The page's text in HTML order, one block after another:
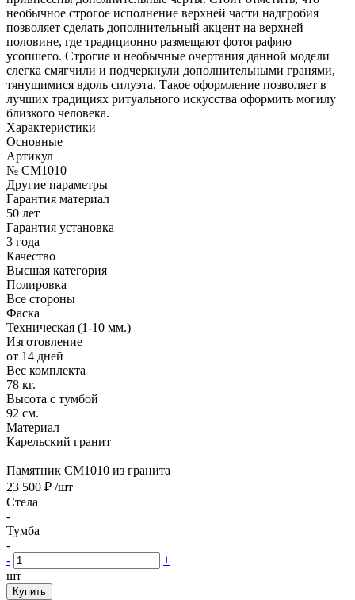
необычное строгое исполнение верхней части надгробия
позволяет сделать дополнительный акцент на верхней
половине, где традиционно размещают фотографию
усопшего. Строгие и необычные очертания данной модели
слегка смягчили и подчеркнули дополнительными гранями,
тянущимися вдоль силуэта. Такое оформление позволяет в
лучших традициях ритуального искусства оформить могилу
близкого человека.
Характеристики
Основные
Артикул
№ CM1010
Другие параметры
Гарантия материал
50 лет
Гарантия установка
3 года
Качество
Высшая категория
Полировка
Все стороны
Фаска
Техническая (1-10 мм.)
Изготовление
от 14 дней
Вес комплекта
78 кг.
Высота с тумбой
92 см.
Материал
Карельский гранит
Памятник CM1010 из гранита
23 500 ₽ /шт
Стела
-
Тумба
-
-
+
шт
Купить